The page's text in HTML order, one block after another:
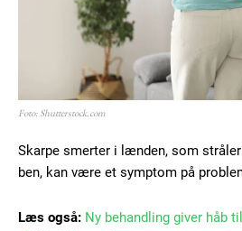
Foto: Shutterstock.com
Skarpe smerter i lænden, som
ben, kan være et symptom på
Læs også: Ny behandling giver håb